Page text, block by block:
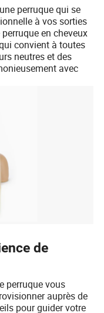
perruque qui se
à vos sorties
en cheveux
convient à toutes
neutres et des
avec
de
perruque vous
auprès de
pour guider votre